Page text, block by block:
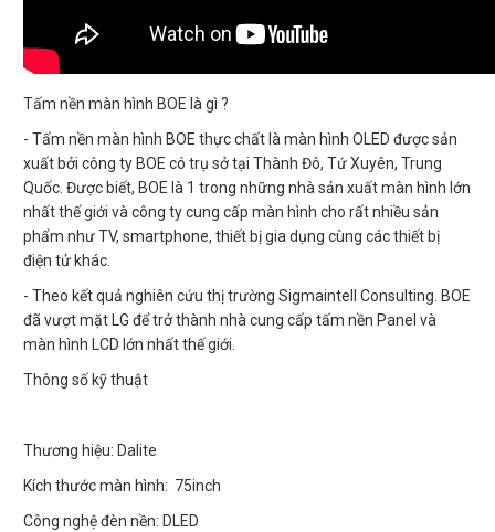
Tấm nền màn hình BOE là gì ?
- Tấm nền màn hình BOE thực chất là màn hình OLED được sản
xuất bởi công ty BOE có trụ sở tại Thành Đô, Tứ Xuyên, Trung
Quốc. Được biết, BOE là 1 trong những nhà sản xuất màn hình lớn
nhất thế giới và công ty cung cấp màn hình cho rất nhiều sản
phẩm như TV, smartphone, thiết bị gia dụng cùng các thiết bị
điện tử khác.
- Theo kết quả nghiên cứu thị trường Sigmaintell Consulting. BOE
đã vượt mặt LG để trở thành nhà cung cấp tấm nền Panel và
màn hình LCD lớn nhất thế giới.
Thông số kỹ thuật
Thương hiệu: Dalite
Kích thước màn hình: 75inch
Công nghệ đèn nền: DLED